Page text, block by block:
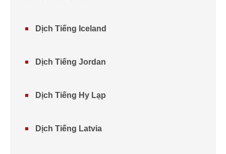
Dịch Tiếng Iceland
Dịch Tiếng Jordan
Dịch Tiếng Hy Lạp
Dịch Tiếng Latvia